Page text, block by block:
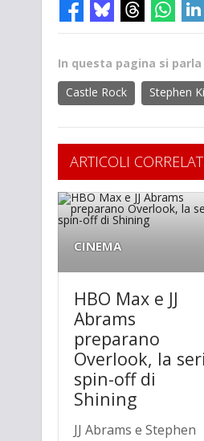
In questa pagina si parla
Castle Rock
Stephen
ARTICOLI
CINEMA
HBO Max e JJ
Abrams
preparano
Overlook, la
spin-off di
Shining
JJ Abrams e Stephen